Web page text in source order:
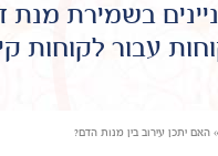
בשמירת
עבור לקוחות
» האם יתכן עירוב בין מנות הדם?